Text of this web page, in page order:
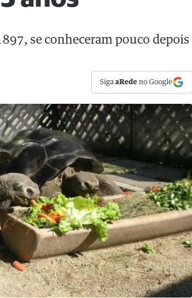
se conheceram pouco depois
SigaaRede no Google